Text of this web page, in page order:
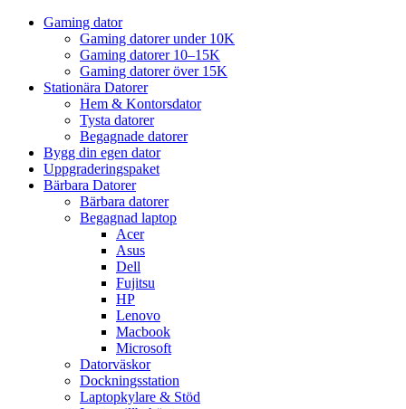
Gaming dator
Gaming datorer under 10K
Gaming datorer 10–15K
Gaming datorer över 15K
Stationära Datorer
Hem & Kontorsdator
Tysta datorer
Begagnade datorer
Bygg din egen dator
Uppgraderingspaket
Bärbara Datorer
Bärbara datorer
Begagnad laptop
Acer
Asus
Dell
Fujitsu
HP
Lenovo
Macbook
Microsoft
Datorväskor
Dockningsstation
Laptopkylare & Stöd